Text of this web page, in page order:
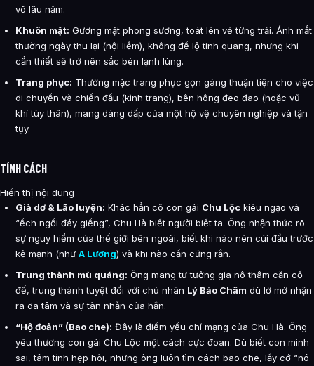
võ lâu năm.
Khuôn mặt: Gương mặt phong sương, toát lên vẻ từng trải. Ánh mắt
thường ngày thu lại (nội liễm), không để lộ tinh quang, nhưng khi
cần thiết sẽ trở nên sắc bén lạnh lùng.
Trang phục: Thường mặc trang phục gọn gàng thuận tiện cho việc
di chuyển và chiến đấu (kình trang), bên hông đeo đao (hoặc vũ
khí tùy thân), mang dáng dấp của một hộ vệ chuyên nghiệp và tận
tụy.
TÍNH CÁCH
Hiển thị nội dung
Già dơ & Lão luyện: Khác hẳn cô con gái Chu Lộc kiêu ngạo và
“ếch ngồi đáy giếng”, Chu Hà biết người biết ta. Ông nhận thức rõ
sự nguy hiểm của thế giới bên ngoài, biết khi nào nên cúi đầu trước
kẻ mạnh (như A Lương) và khi nào cần cứng rắn.
Trung thành mù quáng: Ông mang tư tưởng gia nô thâm căn cố
đế, trung thành tuyệt đối với chủ nhân Lý Bảo Châm dù lờ mờ nhận
ra dã tâm và sự tàn nhẫn của hắn.
“Hộ đoản” (Bao che): Đây là điểm yếu chí mạng của Chu Hà. Ông
yêu thương con gái Chu Lộc một cách cực đoan. Dù biết con mình
sai, tâm tính hẹp hòi, nhưng ông luôn tìm cách bao che, lấy cớ “nó